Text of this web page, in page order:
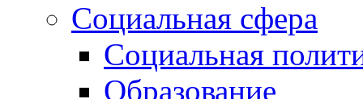
Социальная сфера
Социальная
Образование